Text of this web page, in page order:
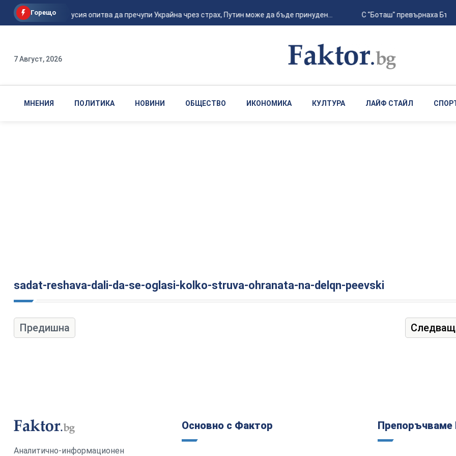
Горещо
Подоляк: Русия опитва да пречупи Украйна чрез страх, Путин може да бъде принуден... С "Боташ" превърнаха
7 Август, 2026
МНЕНИЯ ПОЛИТИКА НОВИНИ ОБЩЕСТВО ИКОНОМИКА КУЛТУРА ЛАЙФ СТАЙЛ
sadat-reshava-dali-da-se-oglasi-kolko-struva-ohranata-na-delqn-peevski
Предишна
Аналитично-информационен
Основно с Фактор Препоръчваме